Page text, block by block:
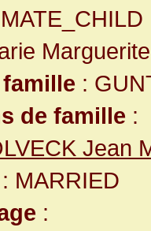
Marguerite
:
de famille :
Jean
: MARRIED
: